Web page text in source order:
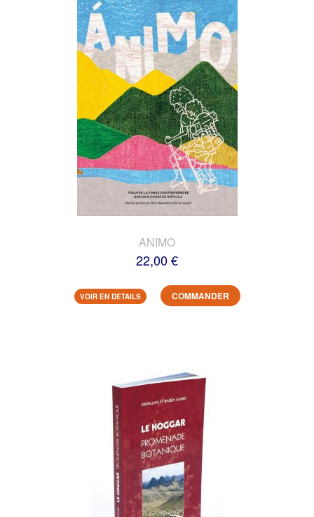
ANIMO
22,00 €
VOIR EN DETAILS COMMANDER